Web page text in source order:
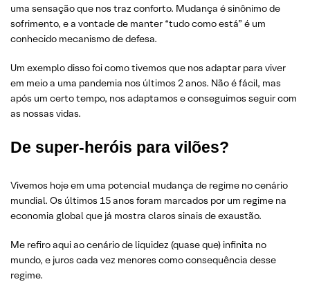
uma sensação que nos traz conforto. Mudança é sinônimo de
sofrimento, e a vontade de manter “tudo como está” é um
conhecido mecanismo de defesa.
Um exemplo disso foi como tivemos que nos adaptar para viver
em meio a uma pandemia nos últimos 2 anos. Não é fácil, mas
após um certo tempo, nos adaptamos e conseguimos seguir com
as nossas vidas.
De super-heróis para vilões?
Vivemos hoje em uma potencial mudança de regime no cenário
mundial. Os últimos 15 anos foram marcados por um regime na
economia global que já mostra claros sinais de exaustão.
Me refiro aqui ao cenário de liquidez (quase que) infinita no
mundo, e juros cada vez menores como consequência desse
regime.